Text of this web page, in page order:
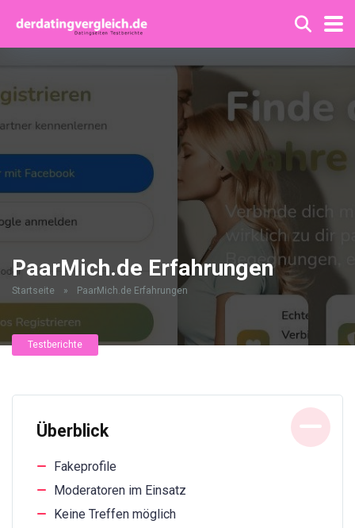
PaarMich.de Erfahrungen
Startseite » PaarMich.de Erfahrungen
Testberichte
Überblick
Fakeprofile
Moderatoren im Einsatz
Keine Treffen möglich